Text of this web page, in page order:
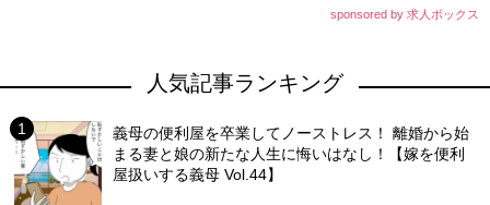
sponsored by 求人ボックス
人気記事ランキング
義母の便利屋を卒業してノーストレス！ 離婚から始
まる妻と娘の新たな人生に悔いはなし！【嫁を便利
屋扱いする義母 Vol.44】